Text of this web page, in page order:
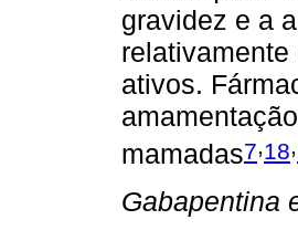
gravidez e a
ativos.
mamadas7,18,
Gabapentina